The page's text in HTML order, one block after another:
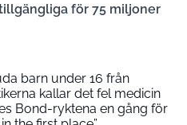
för 75 miljoner
barn under 16 från
kallar det fel medicin
Bond-ryktena en gång för